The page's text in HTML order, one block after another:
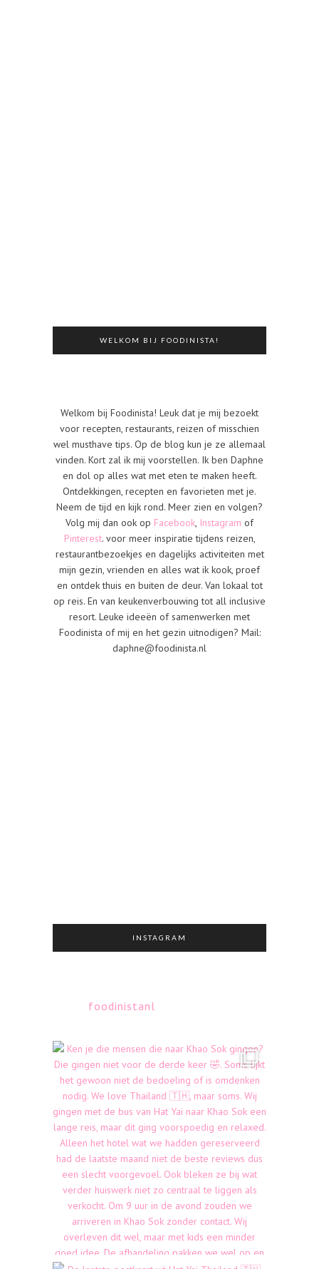
WELKOM BIJ FOODINISTA!
Welkom bij Foodinista! Leuk dat je mij bezoekt
voor recepten, restaurants, reizen of misschien
wel musthave tips. Op de blog kun je ze allemaal
vinden. Kort zal ik mij voorstellen. Ik ben Daphne
en dol op alles wat met eten te maken heeft.
Ontdekkingen, recepten en favorieten met je.
Neem de tijd en kijk rond. Meer zien en volgen?
Volg mij dan ook op Facebook, Instagram of
Pinterest. voor meer inspiratie tijdens reizen,
restaurantbezoekjes en dagelijks activiteiten met
mijn gezin, vrienden en alles wat ik kook, proef
en ontdek thuis en buiten de deur. Van lokaal tot
op reis. En van keukenverbouwing tot all inclusive
resort. Leuke ideeën of samenwerken met
Foodinista of mij en het gezin uitnodigen? Mail:
daphne@foodinista.nl
INSTAGRAM
foodinistanl